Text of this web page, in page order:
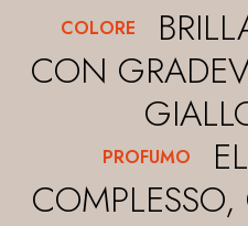
COLORE
CON
PROFUMO